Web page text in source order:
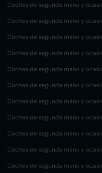
Coches de segunda mano y
Coches de segunda mano y
Coches de segunda mano y
Coches de segunda mano y
Coches de segunda mano y
Coches de segunda mano y
Coches de segunda mano y
Coches de segunda mano y
Coches de segunda mano y
Coches de segunda mano y
Coches de segunda mano y